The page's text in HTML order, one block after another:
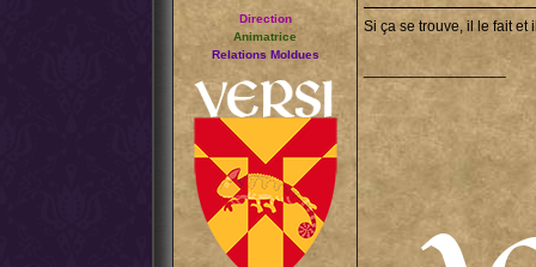
Direction
Animatrice
Relations Moldues
Si ça se trouve, il le fait et
_________________